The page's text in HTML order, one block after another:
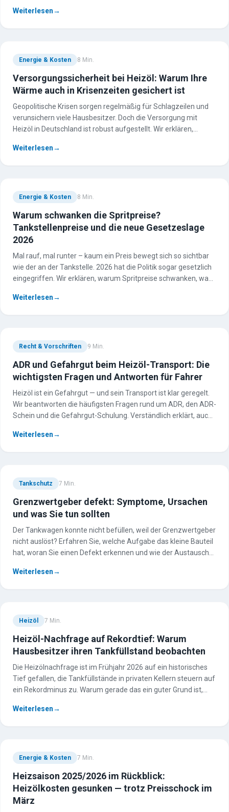
haben.
Weiterlesen→
Energie & Kosten 8 Min.
Versorgungssicherheit bei Heizöl: Warum Ihre
Wärme auch in Krisenzeiten gesichert ist
Geopolitische Krisen sorgen regelmäßig für Schlagzeilen und
verunsichern viele Hausbesitzer. Doch die Versorgung mit
Heizöl in Deutschland ist robust aufgestellt. Wir erklären,
dabei ausspielt.
Weiterlesen→
Energie & Kosten 8 Min.
Warum schwanken die Spritpreise?
Tankstellenpreise und die neue Gesetzeslage
2026
Mal rauf, mal runter – kaum ein Preis bewegt sich so sichtbar
wie der an der Tankstelle. 2026 hat die Politik sogar gesetzlich
eingegriffen. Wir erklären, warum Spritpreise schwanken, was
Weiterlesen→
Recht & Vorschriften 9 Min.
ADR und Gefahrgut beim Heizöl-Transport: Die
wichtigsten Fragen und Antworten für Fahrer
Heizöl ist ein Gefahrgut — und sein Transport ist klar geregelt.
Wir beantworten die häufigsten Fragen rund um ADR, den ADR-
Schein und die Gefahrgut-Schulung. Verständlich erklärt, auch
Weiterlesen→
Tankschutz 7 Min.
Grenzwertgeber defekt: Symptome, Ursachen
und was Sie tun sollten
Der Tankwagen konnte nicht befüllen, weil der Grenzwertgeber
nicht auslöst? Erfahren Sie, welche Aufgabe das kleine Bauteil
hat, woran Sie einen Defekt erkennen und wie der Austausch
Weiterlesen→
Heizöl 7 Min.
Heizöl-Nachfrage auf Rekordtief: Warum
Hausbesitzer ihren Tankfüllstand beobachten
Die Heizölnachfrage ist im Frühjahr 2026 auf ein historisches
Tief gefallen, die Tankfüllstände in privaten Kellern steuern auf
ein Rekordminus zu. Warum gerade das ein guter Grund ist,
sollten.
Weiterlesen→
Energie & Kosten 7 Min.
Heizsaison 2025/2026 im Rückblick:
Heizölkosten gesunken — trotz Preisschock im
März